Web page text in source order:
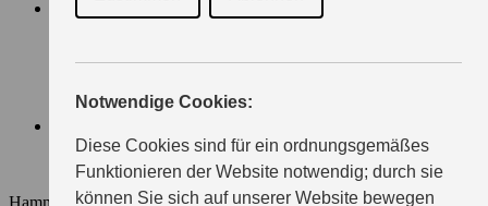
Notwendige Cookies:
Diese Cookies sind für ein ordnungsgemäßes
Funktionieren der Website notwendig; durch sie
können Sie sich auf unserer Website bewegen
ORIGINALTEILE & RÄDER
EVENTS
WIR ÜBER UNS
KONTAKT & ANFAHRT
Hammermühlstraße 21 94130 Obernzell